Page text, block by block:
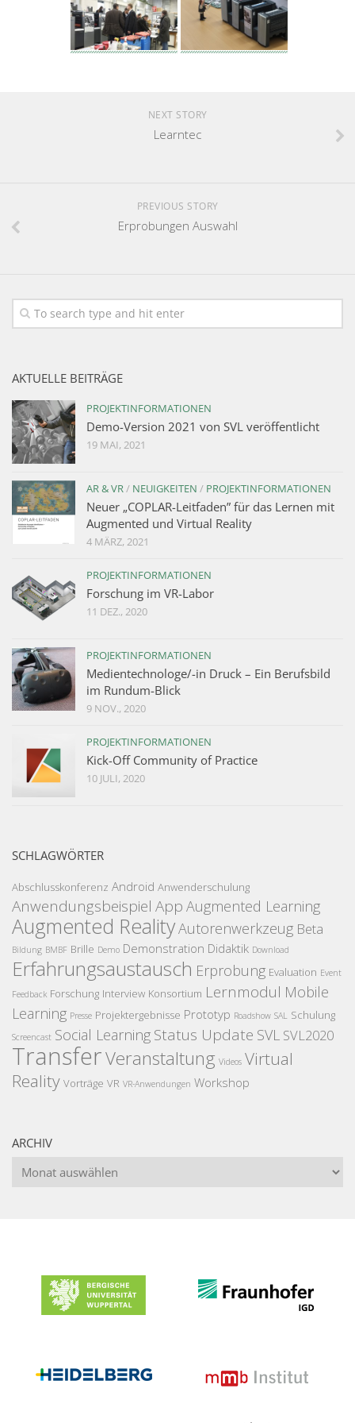
NEXT STORY
Learntec
PREVIOUS STORY
Erprobungen Auswahl
AKTUELLE BEITRÄGE
PROJEKTINFORMATIONEN
Demo-Version 2021 von SVL veröffentlicht
19 MAI, 2021
AR & VR/ NEUIGKEITEN / PROJEKTINFORMATIONEN
Neuer „COPLAR-Leitfaden” für das Lernen mit
Augmented und Virtual Reality
4 MÄRZ, 2021
PROJEKTINFORMATIONEN
Forschung im VR-Labor
11 DEZ., 2020
PROJEKTINFORMATIONEN
Medientechnologe/-in Druck – Ein Berufsbild
im Rundum-Blick
9 NOV., 2020
PROJEKTINFORMATIONEN
Kick-Off Community of Practice
10 JULI, 2020
SCHLAGWÖRTER
Abschlusskonferenz Android Anwenderschulung
Anwendungsbeispiel App Augmented Learning
Augmented RealityAutorenwerkzeug Beta
Bildung BMBF Brille Demo Demonstration Didaktik Download
Erfahrungsaustausch Erprobung Evaluation Event
Feedback Forschung Interview Konsortium Lernmodul Mobile
Learning Presse Projektergebnisse Prototyp Roadshow SAL Schulung
Screencast Social Learning Status Update SVL SVL2020
TransferVeranstaltung Videos Virtual
Reality Vorträge VR VR-Anwendungen Workshop
ARCHIV
Archiv